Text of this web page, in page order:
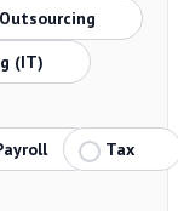
(IT)
Tax